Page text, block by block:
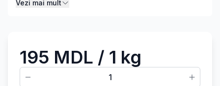
Vezi mai mult
195 MDL / 1 kg
1